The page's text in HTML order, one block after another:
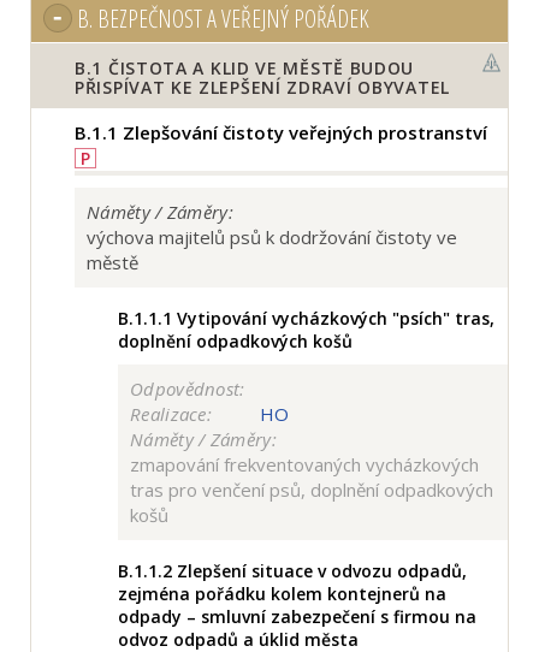
B. BEZPEČNOST A VEŘEJNÝ POŘÁDEK
B.1 ČISTOTA A KLID VE MĚSTĚ BUDOU
PŘISPÍVAT KE ZLEPŠENÍ ZDRAVÍ OBYVATEL
B.1.1 Zlepšování čistoty veřejných prostranství
P
Náměty / Záměry:
výchova majitelů psů k dodržování čistoty ve
městě
B.1.1.1 Vytipování vycházkových "psích" tras,
doplnění odpadkových košů
Odpovědnost:
Realizace:
HO
Náměty / Záměry:
zmapování frekventovaných vycházkových
tras pro venčení psů, doplnění odpadkových
košů
B.1.1.2 Zlepšení situace v odvozu odpadů,
zejména pořádku kolem kontejnerů na
odpady – smluvní zabezpečení s firmou na
odvoz odpadů a úklid města